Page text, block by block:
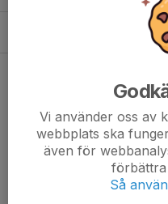
Kiosk och städrutiner
Vi använder oss av
webbplats ska
även för
förbättra
Så